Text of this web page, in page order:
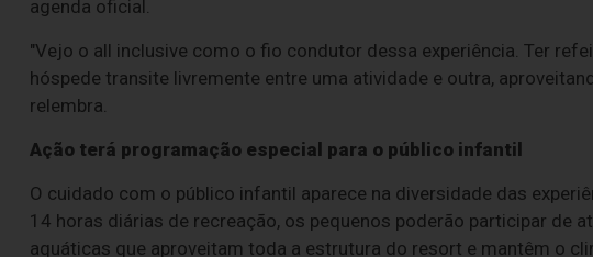
agenda oficial.
"Vejo o all inclusive como o fio condutor dessa experiência. Ter
hóspede transite livremente entre uma atividade e outra,
relembra.
Ação terá programação especial para o público infantil
O cuidado com o público infantil aparece na diversidade das
14 horas diárias de recreação, os pequenos poderão participar de
aquáticas que aproveitam toda a estrutura do resort e mantêm o